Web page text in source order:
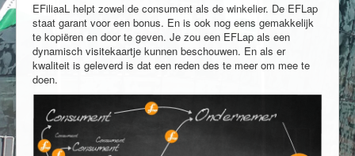
EFiliaaL helpt zowel de consument als de winkelier. De EFLap
staat garant voor een bonus. En is ook nog eens gemakkelijk
te kopiëren en door te geven. Je zou een EFLap als een
dynamisch visitekaartje kunnen beschouwen. En als er
kwaliteit is geleverd is dat een reden des te meer om mee te
doen.